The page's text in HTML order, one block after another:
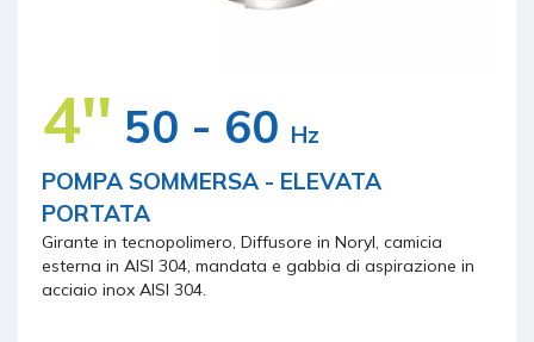
4'' 50 - 60 Hz
POMPA SOMMERSA - ELEVATA
PORTATA
Girante in tecnopolimero, Diffusore in Noryl, camicia
esterna in AISI 304, mandata e gabbia di aspirazione in
acciaio inox AISI 304.